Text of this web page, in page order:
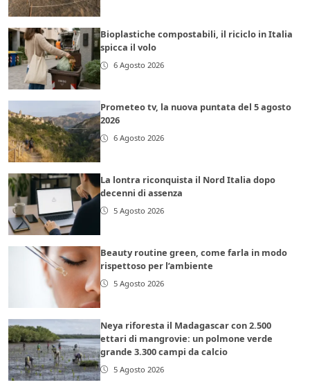
Bioplastiche compostabili, il riciclo in Italia
spicca il volo
6 Agosto 2026
Prometeo tv, la nuova puntata del 5 agosto
2026
6 Agosto 2026
La lontra riconquista il Nord Italia dopo
decenni di assenza
5 Agosto 2026
Beauty routine green, come farla in modo
rispettoso per l’ambiente
5 Agosto 2026
Neya riforesta il Madagascar con 2.500
ettari di mangrovie: un polmone verde
grande 3.300 campi da calcio
5 Agosto 2026